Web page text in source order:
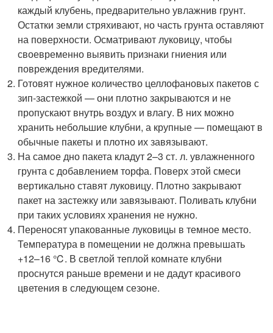
каждый клубень, предварительно увлажнив грунт.
Остатки земли стряхивают, но часть грунта оставляют
на поверхности. Осматривают луковицу, чтобы
своевременно выявить признаки гниения или
повреждения вредителями.
Готовят нужное количество целлофановых пакетов с
зип-застежкой — они плотно закрываются и не
пропускают внутрь воздух и влагу. В них можно
хранить небольшие клубни, а крупные — помещают в
обычные пакеты и плотно их завязывают.
На самое дно пакета кладут 2–3 ст. л. увлажненного
грунта с добавлением торфа. Поверх этой смеси
вертикально ставят луковицу. Плотно закрывают
пакет на застежку или завязывают. Поливать клубни
при таких условиях хранения не нужно.
Переносят упакованные луковицы в темное место.
Температура в помещении не должна превышать
+12–16 ℃. В светлой теплой комнате клубни
проснутся раньше времени и не дадут красивого
цветения в следующем сезоне.